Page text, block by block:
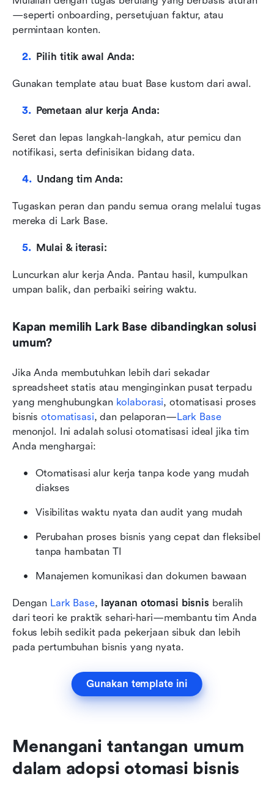
—seperti onboarding, persetujuan faktur, atau
permintaan konten.
Pilih titik awal Anda:
Gunakan template atau buat Base kustom dari awal.
Pemetaan alur kerja Anda:
Seret dan lepas langkah-langkah, atur pemicu dan
notifikasi, serta definisikan bidang data.
Undang tim Anda:
Tugaskan peran dan pandu semua orang melalui tugas
mereka di Lark Base.
Mulai & iterasi:
Luncurkan alur kerja Anda. Pantau hasil, kumpulkan
umpan balik, dan perbaiki seiring waktu.
Kapan memilih Lark Base dibandingkan solusi
umum?
Jika Anda membutuhkan lebih dari sekadar
spreadsheet statis atau menginginkan pusat terpadu
yang menghubungkan kolaborasi, otomatisasi proses
bisnis otomatisasi, dan pelaporan— Lark Base
menonjol. Ini adalah solusi otomatisasi ideal jika tim
Anda menghargai:
Otomatisasi alur kerja tanpa kode yang mudah
diakses
Visibilitas waktu nyata dan audit yang mudah
Perubahan proses bisnis yang cepat dan fleksibel
tanpa hambatan TI
Manajemen komunikasi dan dokumen bawaan
Dengan Lark Base, layanan otomasi bisnis beralih
dari teori ke praktik sehari-hari—membantu tim Anda
fokus lebih sedikit pada pekerjaan sibuk dan lebih
pada pertumbuhan bisnis yang nyata.
Gunakan template ini
Menangani tantangan umum
dalam adopsi otomasi bisnis